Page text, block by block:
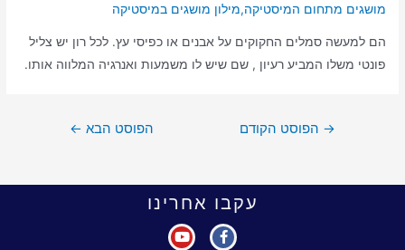
מושגים מתחום המיסטיקה,מילון מושגים במיסטיקה
הם למעשה סמלים החקוקים על אבנים או כפיסי עץ. לכל רון יש צליל
פונטי משלו המביע רעיון , שם שיש לו משמעות ואנרגיה המלווה אותו.
→ הפוסט הקודם הפוסט הבא ←
עקבו אחרינו